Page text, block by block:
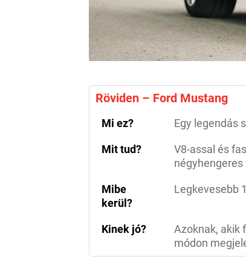
Röviden – Ford Mustang
Mi ez? Egy legendás
Mit tud?
V8-assal és
Mibe
kerül?
Legkevesebb
Kinek jó?
Azoknak, akik
módon